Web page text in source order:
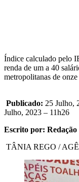
Índice calculado pelo
renda de um a 40
metropolitanas de
Publicado: 25 Julho,
Julho, 2023 – 11h26
Escrito por:
TÂNIA REGO /